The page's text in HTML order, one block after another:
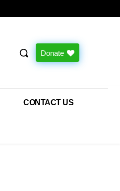
Donate
CONTACT US